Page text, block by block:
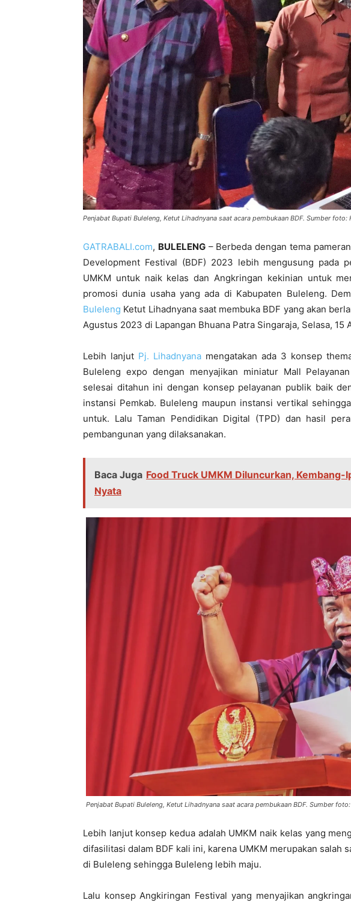
Penjabat Bupati Buleleng, Ketut Lihadnyana saat acara pembukaan BDF. Sumber
GATRABALI.com, BULELENG– Berbeda dengan tema
Development Festival (BDF) 2023 lebih mengusung pada
UMKM untuk naik kelas dan Angkringan kekinian untuk
promosi dunia usaha yang ada di Kabupaten Buleleng.
Buleleng Ketut Lihadnyana saat membuka BDF yang akan
Agustus 2023 di Lapangan Bhuana Patra Singaraja, Selasa, 15
Lebih lanjut Pj. Lihadnyana mengatakan ada 3 konsep
Buleleng expo dengan menyajikan miniatur Mall
selesai ditahun ini dengan konsep pelayanan publik baik
instansi Pemkab. Buleleng maupun instansi vertikal
untuk. Lalu Taman Pendidikan Digital (TPD) dan hasil
pembangunan yang dilaksanakan.
Baca Juga Food Truck UMKM Diluncurkan, Kembang-
Nyata
Penjabat Bupati Buleleng, Ketut Lihadnyana saat acara pembukaan BDF. Sumber
Lebih lanjut konsep kedua adalah UMKM naik kelas yang
difasilitasi dalam BDF kali ini, karena UMKM merupakan salah
di Buleleng sehingga Buleleng lebih maju.
Lalu konsep Angkiringan Festival yang menyajikan